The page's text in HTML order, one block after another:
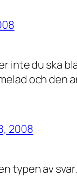
inte du ska
och den
2008
typen av